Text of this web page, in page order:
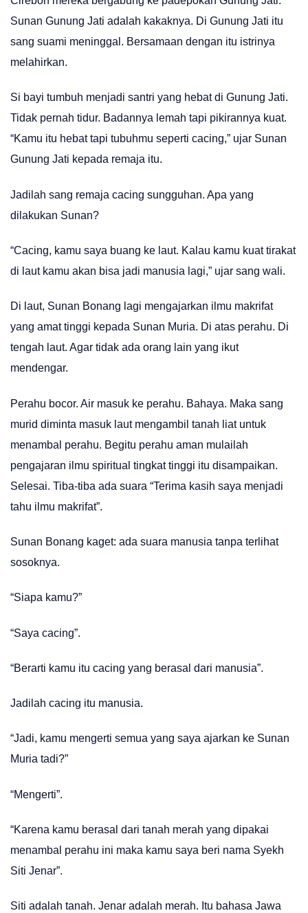
Sunan Gunung Jati adalah kakaknya. Di Gunung Jati itu
sang suami meninggal. Bersamaan dengan itu istrinya
melahirkan.
Si bayi tumbuh menjadi santri yang hebat di Gunung Jati.
Tidak pernah tidur. Badannya lemah tapi pikirannya kuat.
“Kamu itu hebat tapi tubuhmu seperti cacing,” ujar Sunan
Gunung Jati kepada remaja itu.
Jadilah sang remaja cacing sungguhan. Apa yang
dilakukan Sunan?
“Cacing, kamu saya buang ke laut. Kalau kamu kuat tirakat
di laut kamu akan bisa jadi manusia lagi,” ujar sang wali.
Di laut, Sunan Bonang lagi mengajarkan ilmu makrifat
yang amat tinggi kepada Sunan Muria. Di atas perahu. Di
tengah laut. Agar tidak ada orang lain yang ikut
mendengar.
Perahu bocor. Air masuk ke perahu. Bahaya. Maka sang
murid diminta masuk laut mengambil tanah liat untuk
menambal perahu. Begitu perahu aman mulailah
pengajaran ilmu spiritual tingkat tinggi itu disampaikan.
Selesai. Tiba-tiba ada suara “Terima kasih saya menjadi
tahu ilmu makrifat”.
Sunan Bonang kaget: ada suara manusia tanpa terlihat
sosoknya.
“Siapa kamu?”
“Saya cacing”.
“Berarti kamu itu cacing yang berasal dari manusia”.
Jadilah cacing itu manusia.
“Jadi, kamu mengerti semua yang saya ajarkan ke Sunan
Muria tadi?”
“Mengerti”.
“Karena kamu berasal dari tanah merah yang dipakai
menambal perahu ini maka kamu saya beri nama Syekh
Siti Jenar”.
Siti adalah tanah. Jenar adalah merah. Itu bahasa Jawa